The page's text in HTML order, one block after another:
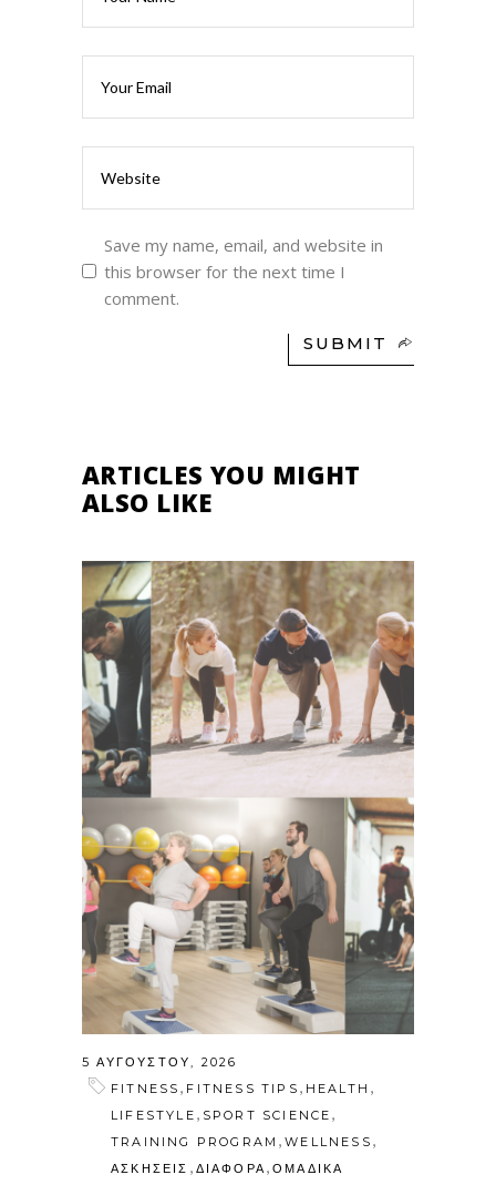
Save my name, email, and website in
this browser for the next time I
comment.
SUBMIT
ARTICLES YOU MIGHT
ALSO LIKE
5 ΑΥΓΟΎΣΤΟΥ, 2026
FITNESS , FITNESS TIPS , HEALTH ,
LIFESTYLE , SPORT SCIENCE ,
TRAINING PROGRAM ,WELLNESS ,
ΑΣΚΗΣΕΙΣ , ΔΙΑΦΟΡΑ ,ΟΜΑΔΙΚΑ